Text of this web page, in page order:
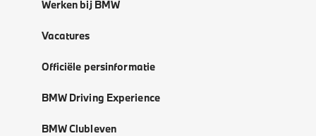
Werken bij BMW
Vacatures
Officiële persinformatie
BMW Driving Experience
BMW Clubleven